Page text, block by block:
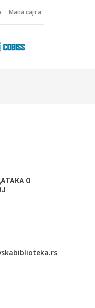
Мапа сајта
О